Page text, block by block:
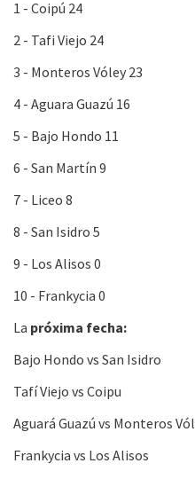
1 - Coipú 24
2 - Tafi Viejo 24
3 - Monteros Vóley 23
4 - Aguara Guazú 16
5 - Bajo Hondo 11
6 - San Martín 9
7 - Liceo 8
8 - San Isidro 5
9 - Los Alisos 0
10 - Frankycia 0
La próxima fecha:
Bajo Hondo vs San Isidro
Tafí Viejo vs Coipu
Aguará Guazú vs Monteros
Frankycia vs Los Alisos